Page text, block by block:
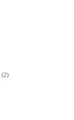
(2)